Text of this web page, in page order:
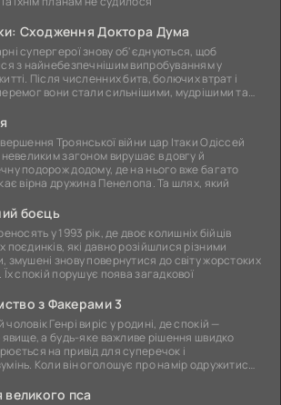
Сходження Доктора Дума
супергерої знову об'єднуються, щоб
з найнебезпечнішим випробуванням у
Після численних битв, болючих втрат і
вони стали сильнішими, мудрішими та
Троянської війни цар Ітаки Одіссей
невеликим загоном вирушає в довгу й
подорож додому, де на нього вже багато
вірна дружина Пенелопа. Та шлях, який
боєць
у 1993 рік, де двоє колишніх бійців
поєдинків, які давно розійшлися різними
змушені знову повернутися до світу жорстоких
спокій порушує поява загадкової
з Факерами 3
Генрі виріс у родині, де спокій —
явище, а будь-яке важливе рішення швидко
на привід для суперечок і
Коли він оголошує про намір одружитися,
великого пса